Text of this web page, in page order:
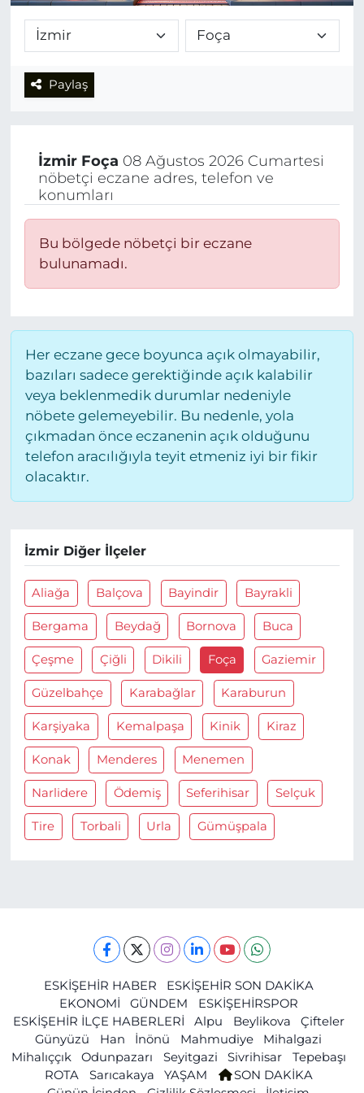
Paylaş
İzmir Foça 08 Ağustos 2026 Cumartesi
nöbetçi eczane adres, telefon ve
konumları
Bu bölgede nöbetçi bir eczane
bulunamadı.
Her eczane gece boyunca açık olmayabilir,
bazıları sadece gerektiğinde açık kalabilir
veya beklenmedik durumlar nedeniyle
nöbete gelemeyebilir. Bu nedenle, yola
çıkmadan önce eczanenin açık olduğunu
telefon aracılığıyla teyit etmeniz iyi bir fikir
olacaktır.
İzmir Diğer İlçeler
Aliağa Balçova Bayindir Bayrakli
Bergama Beydağ Bornova Buca
Çeşme Çiğli Dikili Foça Gaziemir
Güzelbahçe Karabağlar Karaburun
Karşiyaka Kemalpaşa Kinik Kiraz
Konak Menderes Menemen
Narlidere Ödemiş Seferihisar Selçuk
Tire Torbali Urla Gümüşpala
ESKİŞEHİR HABER
ESKİŞEHİR SON DAKİKA
EKONOMİ
GÜNDEM
ESKİŞEHİRSPOR
ESKİŞEHİR İLÇE HABERLERİ
Alpu Beylikova
Çifteler
Günyüzü
Han İnönü Mahmudiye
Mihalgazi
Mihalıççık
Odunpazarı Seyitgazi Sivrihisar
Tepebaşı
ROTA
Sarıcakaya YAŞAM
SON DAKİKA